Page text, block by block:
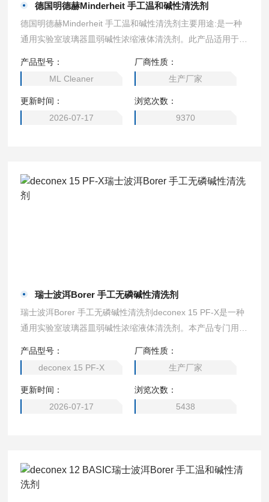
德国明德赫Minderheit 手工温和碱性清洗剂
德国明德赫Minderheit 手工温和碱性清洗剂主要用途:是一种
通用实验室玻璃器皿弱碱性浓缩液体清洗剂。此产品适用于多
产品型号：
ML Cleaner
厂商性质：
生产厂家
更新时间：
2026-07-17
浏览次数：
9370
瑞士波洱Borer 手工无磷碱性清洗剂
瑞士波洱Borer 手工无磷碱性清洗剂deconex 15 PF-X是一种
通用实验室玻璃器皿弱碱性浓缩液体清洗剂。本产品专门用于
的常规分析中。稀释溶液Z长可反复使用两周以上。
产品型号：
deconex 15 PF-X
厂商性质：
生产厂家
更新时间：
2026-07-17
浏览次数：
5438